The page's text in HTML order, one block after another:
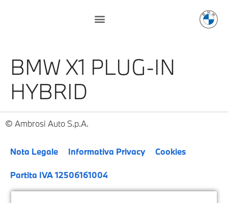
BMW X1 PLUG-IN
HYBRID
Ambrosi Auto S.p.A.
Nota Legale Informativa Privacy Cookies
Partita IVA 12506161004